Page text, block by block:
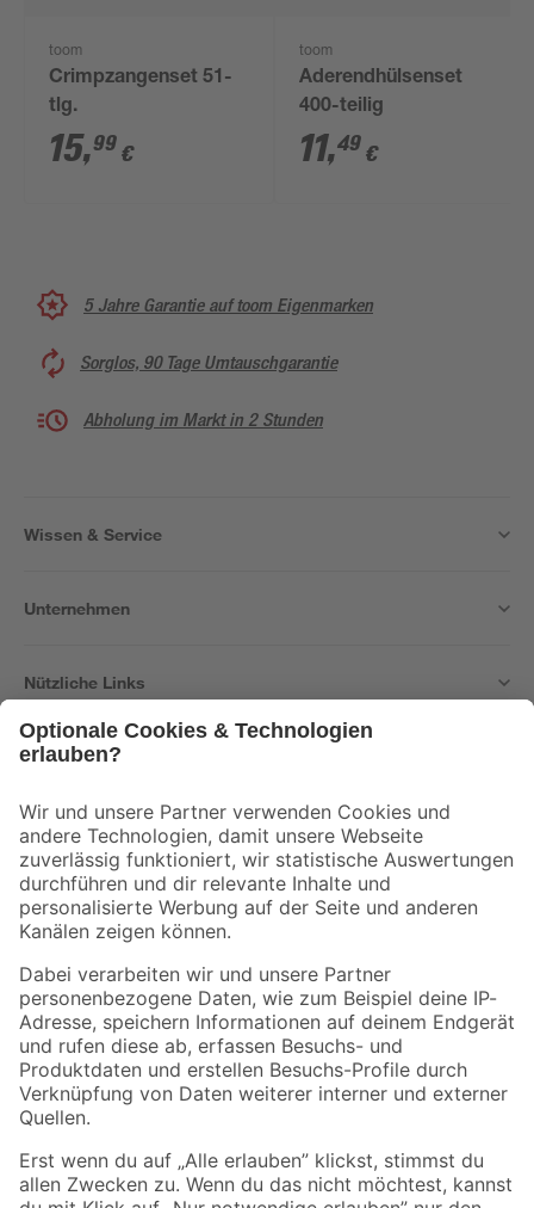
toom
Crimpzangenset 51-
tlg.
15,99 €
toom
Aderendhülsenset
400-teilig
11,49 €
5 Jahre Garantie auf toom Eigenmarken
Sorglos, 90 Tage Umtauschgarantie
Abholung im Markt in 2 Stunden
Wissen & Service
Unternehmen
Nützliche Links
Der toom Newsletter: Keine Angebote und Aktionen mehr verpassen!
Zur Newsletter Anmeldung
Folge uns
Zahlungsarten Versandarten
Sicher einkaufen